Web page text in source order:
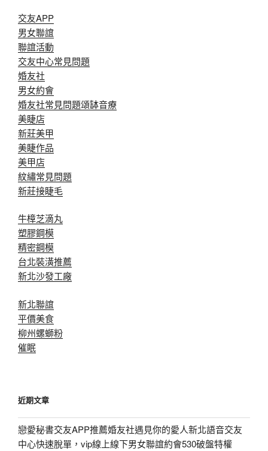
交友APP
男女聯誼
聯誼活動
交友中心常見問題
婚友社
男女約會
婚友社常見問題頌缽音療
美睫店
新莊美甲
美睫作品
美甲店
紋繡常見問題
新莊接睫毛
牛樟芝滴丸
塑膠鋼模
精密鋼模
台北裝潢推薦
新北沙發工廠
新北聯誼
平價美食
柳州螺螄粉
催眠
近期文章
戀愛秘書交友APP推薦婚友社遇見你的愛人新北語音交友
中心快速脫單，vip線上線下男女聯誼約會530破盤特權